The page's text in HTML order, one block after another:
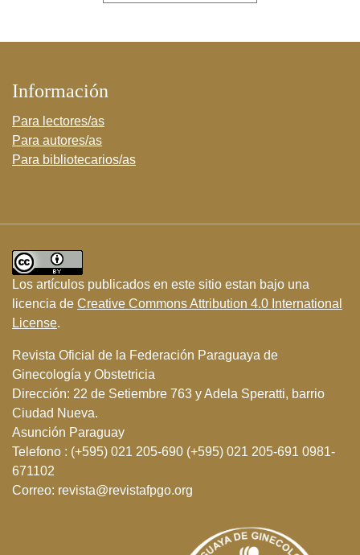
Información
Para lectores/as
Para autores/as
Para bibliotecarios/as
Los artículos publicados en este sitio estan bajo una
licencia de Creative Commons Attribution 4.0 International
License.
Revista Oficial de la Federación Paraguaya de
Ginecología y Obstetricia
Dirección: 22 de Setiembre 763 y Adela Speratti, barrio
Ciudad Nueva.
Asunción Paraguay
Telefono : (+595) 021 205-690 (+595) 021 205-691 0981-
671102
Correo: revista@revistafpgo.org